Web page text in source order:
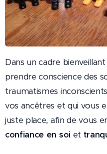
Dans un cadre
prendre conscience des
traumatismes
vos ancêtres et qui vous
juste place, afin de vous
confiance en soi et